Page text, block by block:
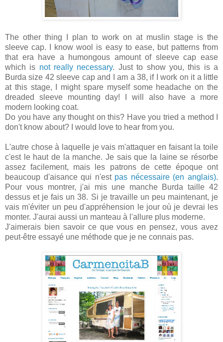
The other thing I plan to work on at muslin stage is the
sleeve cap. I know wool is easy to ease, but patterns from
that era have a humongous amount of sleeve cap ease
which is not really necessary. Just to show you, this is a
Burda size 42 sleeve cap and I am a 38, if I work on it a little
at this stage, I might spare myself some headache on the
dreaded sleeve mounting day! I will also have a more
modern looking coat.
Do you have any thought on this? Have you tried a method I
don't know about? I would love to hear from you.
L'autre chose à laquelle je vais m'attaquer en faisant la toile
c'est le haut de la manche. Je sais que la laine se résorbe
assez facilement, mais les patrons de cette époque ont
beaucoup d'aisance qui n'est pas nécessaire (en anglais).
Pour vous montrer, j'ai mis une manche Burda taille 42
dessus et je fais un 38. Si je travaille un peu maintenant, je
vais m'éviter un peu d'appréhension le jour où je devrai les
monter. J'aurai aussi un manteau à l'allure plus moderne.
J'aimerais bien savoir ce que vous en pensez, vous avez
peut-être essayé une méthode que je ne connais pas.